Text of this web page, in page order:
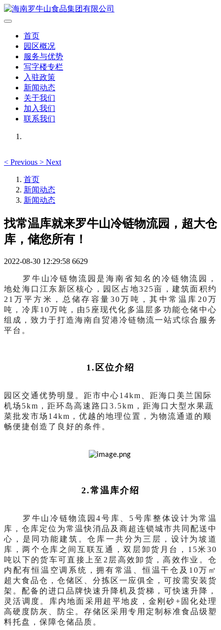
首页
园区概况
服务与优势
写字楼专栏
入驻政策
新闻动态
关于我们
加入我们
联系我们
< Previous > Next
首页
新闻动态
新闻动态
找常温库就来罗牛山冷链物流园，超大仓
库，储您所有！
2022-08-30 12:29:58 6629
罗牛山冷链物流园是海南省知名的冷链物流园，
地处海口江东新区核心，园区占地325亩，建筑面积约
21万平方米，总储存容量30万吨，其中常温库20万
吨，冷库10万吨，由5座现代化多温层多功能仓储中心
组成，致力于打造海南自贸港冷链物流一站式综合服务
平台。
1. 区位介绍
园区交通优势明显。距市中心14km、距海口美兰国际
机场5km，距环岛高速路口3.5km，距海口大型水果蔬
菜批发市场14km，优越的地理位置，为物流通道的顺
畅便捷创造了良好的条件。
2.常温库介绍
罗牛山冷链物流园4号库、5号库整体设计为常温
库，仓库定位为常温快消品及商超连锁城市共同配送中
心，是同功能建筑。仓库一共分为三层，设计为坡道
库，两个仓库之间互联互通，双层卸货月台， 15米30
吨以下的货车可直接上至2层高效卸货，高效作业。仓
内配有恒温空调系统，拥有常温、恒温干仓及10万㎡
超大食品仓，仓储区、分拣区一应俱全，可按需安装货
架。配备的进口品牌快速升降机及货梯，可快速升降，
灵活调度。库内地面采用超平地皮，金刚砂+固化处理
高硬度防灰、防尘。存储区采用专用定制标准食品级塑
料托盘，保障仓储品质。